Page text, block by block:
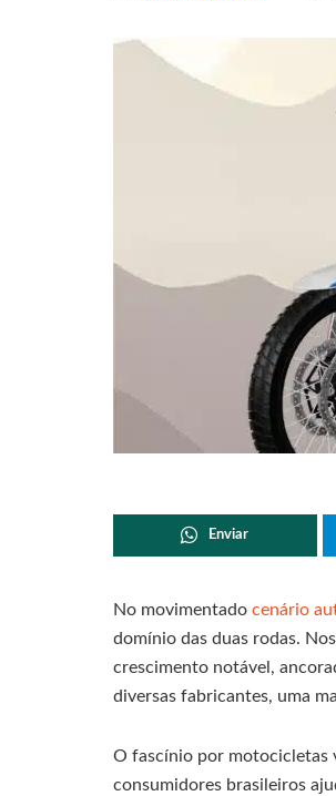
Enviar
No movimentado cenário
domínio das duas rodas.
crescimento notável,
diversas fabricantes, uma
O fascínio por motocicletas
consumidores brasileiros